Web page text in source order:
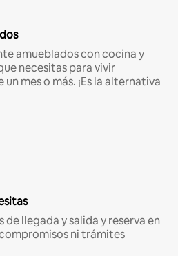
amueblados con cocina y
necesitas para vivir
mes o más. ¡Es la alternativa
de llegada y salida y reserva en
ni trámites